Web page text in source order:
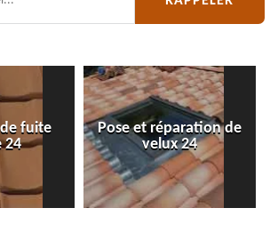
fuite
24
Pose et réparation de
velux 24